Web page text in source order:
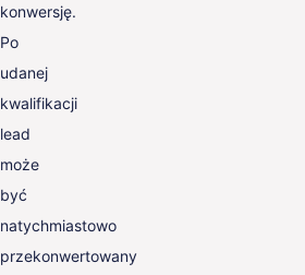
konwersję.
Po
udanej
kwalifikacji
lead
może
być
natychmiastowo
przekonwertowany